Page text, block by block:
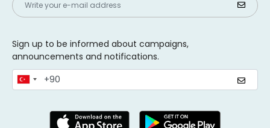
Sign up to be informed about campaigns,
announcements and notifications.